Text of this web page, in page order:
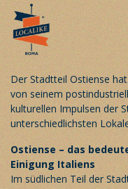
Ostiense und
Veröffentlicht am 26.
Der Stadtteil Ostiense
von seinem
kulturellen Impulsen der
unterschiedlichsten
Ostiense – das
Einigung Italiens
Im südlichen Teil der